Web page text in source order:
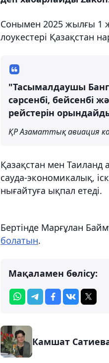
Сонымен 2025 жылғы 1
лоукестері Қазақстан
"Тасымалдаушы
сәрсенбі, бейсенбі
рейстерін
ҚР Азаматтық авиация
Қазақстан мен
сауда-экономикалық,
нығайтуға ықпал етеді.
Бертінде Марғұлан
болатын.
Мақаламен бөлісу:
Камшат